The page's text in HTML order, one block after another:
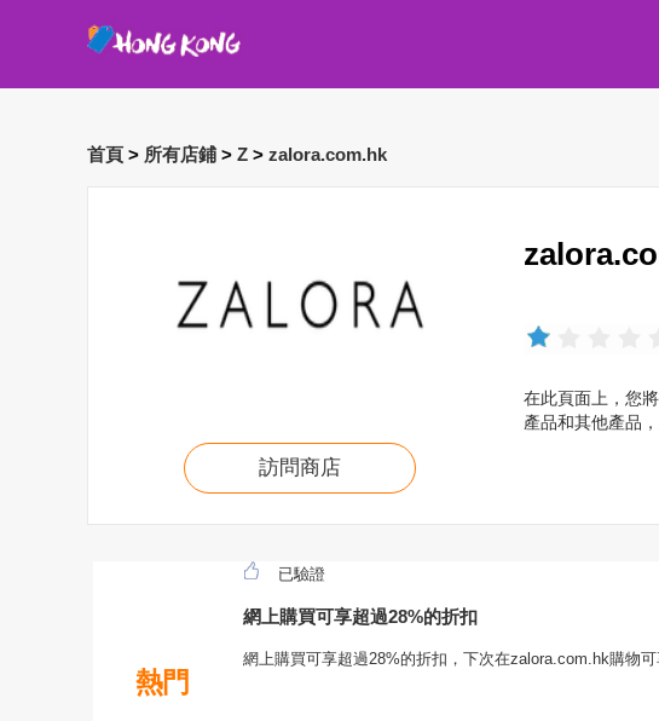
首頁 > 所有店鋪 > Z > zalora.com.hk
訪問商店
在此頁面上，您
產品和其他產品
熱門
已驗證
網上購買可享超過28%的折扣
網上購買可享超過28%的折扣，下次在zalora.com.hk購物